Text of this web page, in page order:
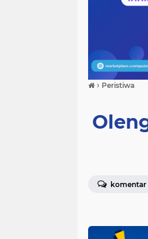
› Peristiwa
komentar